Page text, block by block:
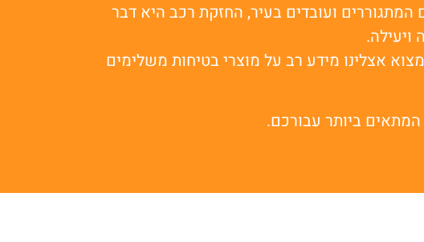
ועובדים בעיר, החזקת רכב היא דבר
ויעילה.
אצלינו מידע רב על מוצרי בטיחות משלימים
ביותר עבורכם.